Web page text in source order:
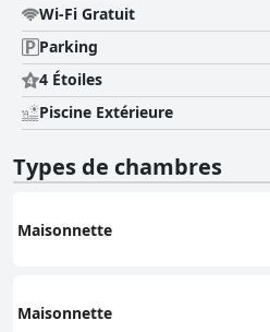
Wi-Fi Gratuit
Parking
4 Étoiles
Piscine Extérieure
Types de chambres
Maisonnette
Maisonnette